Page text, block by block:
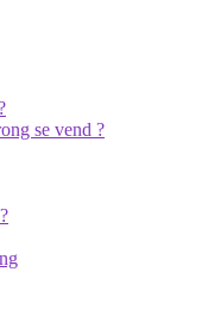
se vend ?